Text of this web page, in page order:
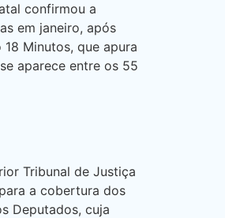
confirmou a
em janeiro, após
Minutos, que apura
aparece entre os 55
Tribunal de Justiça
a cobertura dos
Deputados, cuja